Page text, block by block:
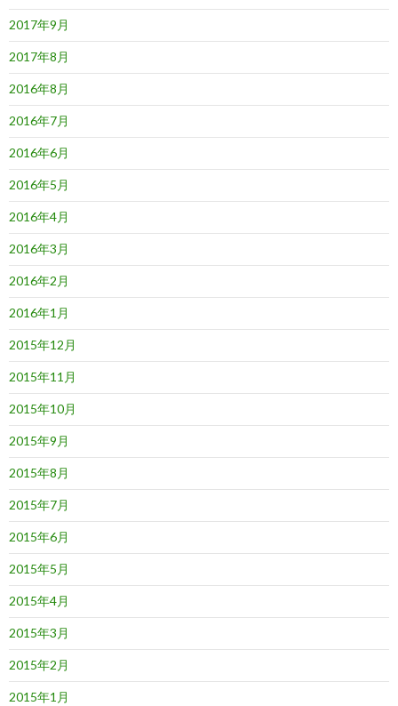
2017年9月
2017年8月
2016年8月
2016年7月
2016年6月
2016年5月
2016年4月
2016年3月
2016年2月
2016年1月
2015年12月
2015年11月
2015年10月
2015年9月
2015年8月
2015年7月
2015年6月
2015年5月
2015年4月
2015年3月
2015年2月
2015年1月